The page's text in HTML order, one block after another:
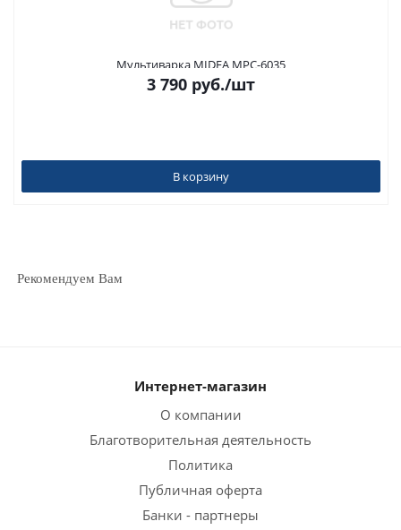
Мультиварка MIDEA MPC-6035
3 790 руб./шт
В корзину
Рекомендуем Вам
Интернет-магазин
О компании
Благотворительная деятельность
Политика
Публичная оферта
Банки - партнеры